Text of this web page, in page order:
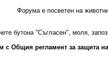
Форума е посветен на
бутона "Съгласен", моля,
с Общия регламент за защита